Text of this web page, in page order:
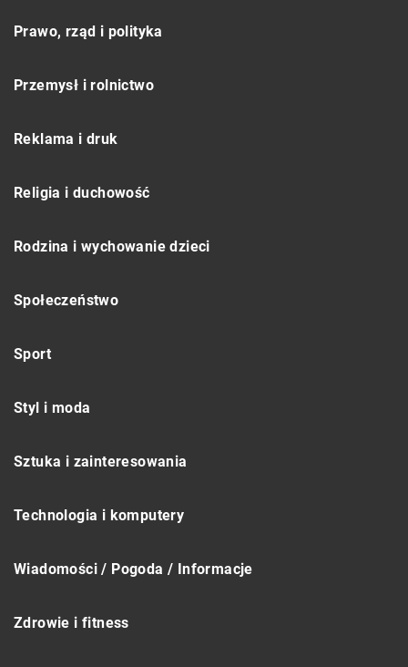
Prawo, rząd i polityka
Przemysł i rolnictwo
Reklama i druk
Religia i duchowość
Rodzina i wychowanie dzieci
Społeczeństwo
Sport
Styl i moda
Sztuka i zainteresowania
Technologia i komputery
Wiadomości / Pogoda / Informacje
Zdrowie i fitness